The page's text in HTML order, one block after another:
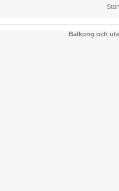
Balkong och